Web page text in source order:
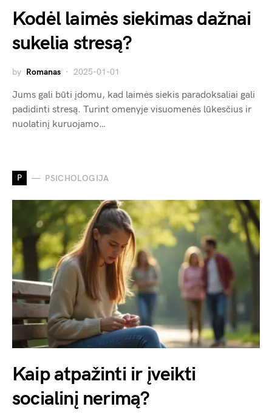
Kodėl laimės siekimas dažnai
sukelia stresą?
by Romanas 2025-01-01
Jums gali būti įdomu, kad laimės siekis paradoksaliai gali
padidinti stresą. Turint omenyje visuomenės lūkesčius ir
nuolatinį kuruojamo…
P PSICHOLOGIJA
Kaip atpažinti ir įveikti
socialinį nerimą?